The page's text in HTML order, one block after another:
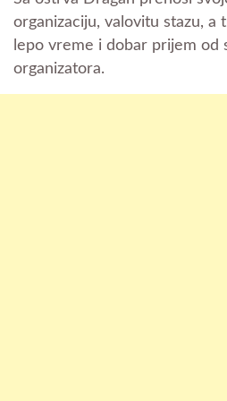
organizaciju, valovitu stazu, a
lepo vreme i dobar prijem od
organizatora.